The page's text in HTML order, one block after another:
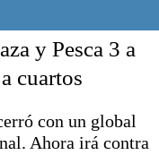
Olímpico
y Pesca 3 a
cuartos
con un global
Ahora irá contra